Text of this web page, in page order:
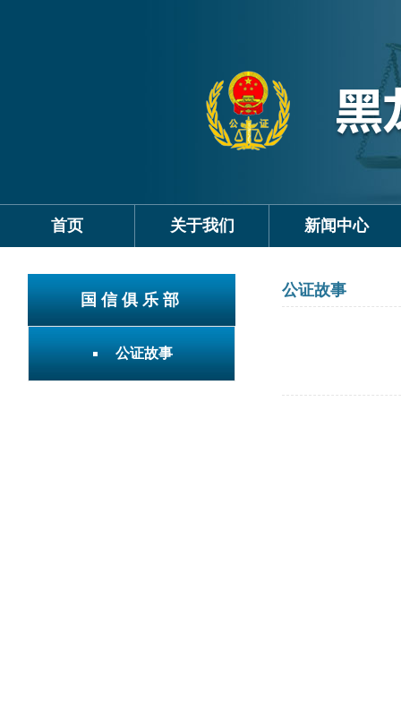
首页 关于我们 新闻中心
国信俱乐部
公证故事
公证故事